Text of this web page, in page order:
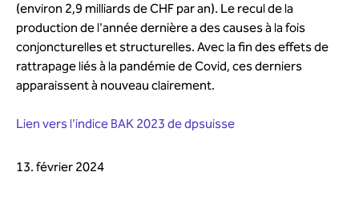
(environ 2,9 milliards de CHF par an). Le recul de la
production de l'année dernière a des causes à la fois
conjoncturelles et structurelles. Avec la fin des effets de
rattrapage liés à la pandémie de Covid, ces derniers
apparaissent à nouveau clairement.
Lien vers l'indice BAK 2023 de dpsuisse
13. février 2024